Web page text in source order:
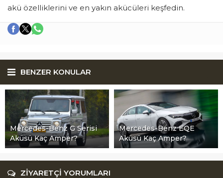
akü özelliklerini ve en yakın akücüleri keşfedin.
BENZER KONULAR
Mercedes-Benz G Serisi
Aküsü Kaç Amper?
Mercedes-Benz EQE
Aküsü Kaç Amper?
ZİYARETÇİ YORUMLARI